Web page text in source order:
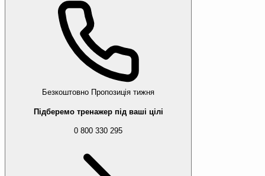
Безкоштовно Пропозиція тижня
Підберемо тренажер під ваші цілі
0 800 330 295